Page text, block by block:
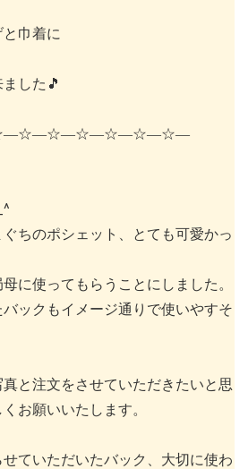
巾着に
した🎵
ちのポシェット、とても可愛かっ
に使ってもらうことにしました。
ックもイメージ通りで使いやすそ
と注文をさせていただきたいと思
お願いいたします。
ていただいたバック、大切に使わ